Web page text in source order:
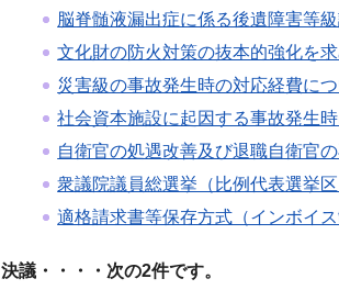
脳脊髄液漏出症に係る後遺障害等
文化財の防火対策の抜本的強化を
災害級の事故発生時の対応経費に
社会資本施設に起因する事故発生
自衛官の処遇改善及び退職自衛官
衆議院議員総選挙（比例代表選挙
適格請求書等保存方式（インボイ
決議・・・・次の2件です。